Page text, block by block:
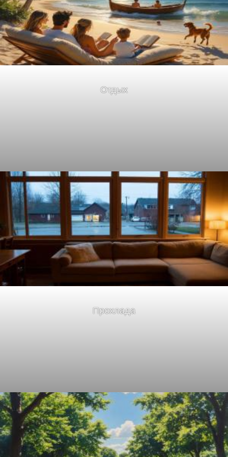
Отдых
Прохлада